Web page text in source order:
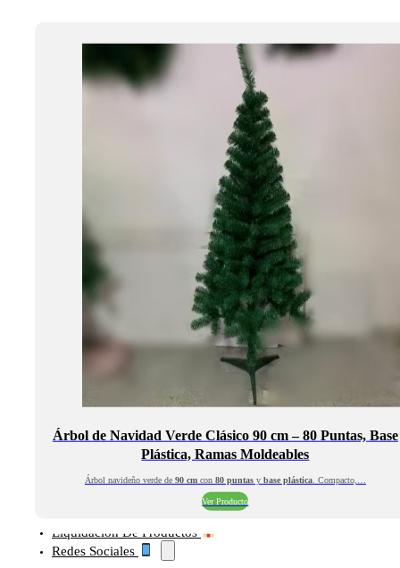
Árbol de Navidad Verde Clásico 90 cm – 80 Puntas, Base
Plástica, Ramas Moldeables
Árbol navideño verde de 90 cmcon 80 puntasy base plástica. Compacto,…
Ver Producto
Liquidación De Productos
Redes Sociales